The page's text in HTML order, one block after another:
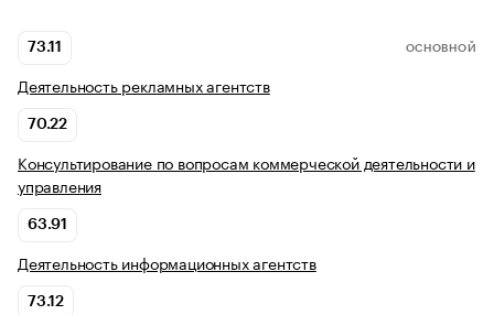
73.11 ОСНОВНОЙ
Деятельность рекламных агентств
70.22
Консультирование по вопросам коммерческой деятельности и
управления
63.91
Деятельность информационных агентств
73.12